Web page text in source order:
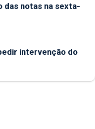
das notas na sexta-
intervenção do